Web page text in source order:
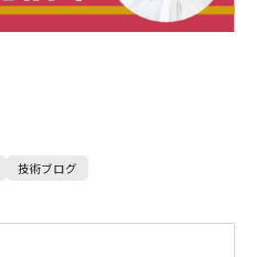
技術ブログ